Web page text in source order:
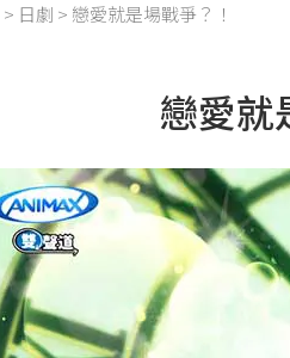
> 日劇 > 戀愛就是場戰爭？！
戀愛就